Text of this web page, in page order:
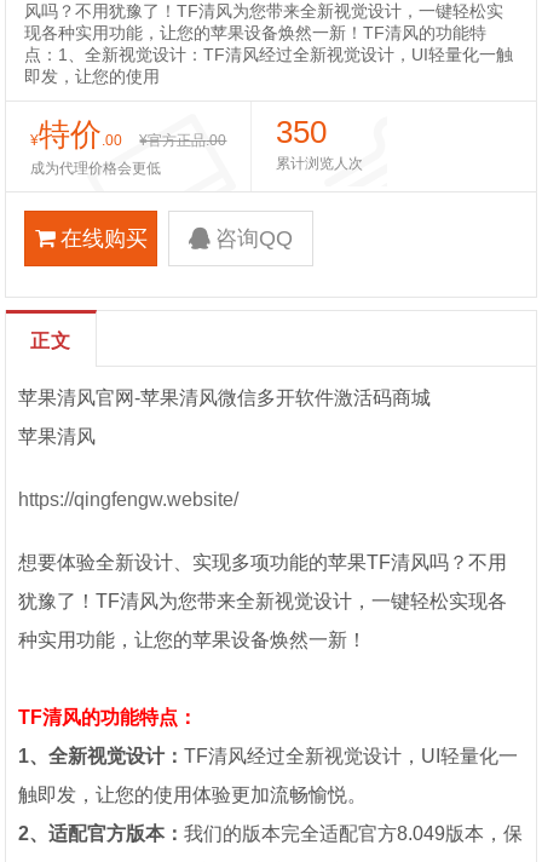
风吗？不用犹豫了！TF清风为您带来全新视觉设计，一键轻松实
现各种实用功能，让您的苹果设备焕然一新！TF清风的功能特
点：1、全新视觉设计：TF清风经过全新视觉设计，UI轻量化一触
即发，让您的使用
¥特价.00 ¥官方正品.00
成为代理价格会更低
350
累计浏览人次
在线购买 咨询QQ
正文
苹果清风官网-苹果清风微信多开软件激活码商城
苹果清风
https://qingfengw.website/
想要体验全新设计、实现多项功能的苹果TF清风吗？不用
犹豫了！TF清风为您带来全新视觉设计，一键轻松实现各
种实用功能，让您的苹果设备焕然一新！
TF清风的功能特点：
1、全新视觉设计：TF清风经过全新视觉设计，UI轻量化一
触即发，让您的使用体验更加流畅愉悦。
2、适配官方版本：我们的版本完全适配官方8.049版本，保